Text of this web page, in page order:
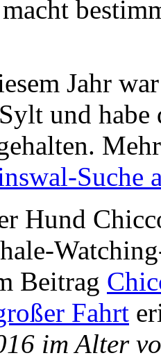
macht
Jahr
und habe
Suche
Hund
Beitrag
Fahrt
im Alter